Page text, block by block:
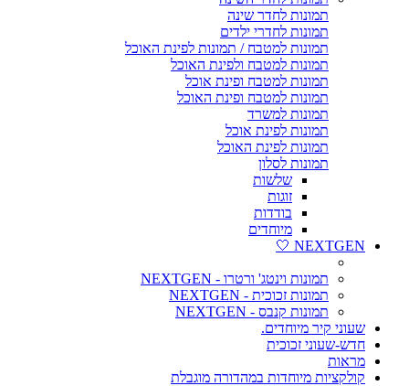
תמונות לחדר שינה
תמונות לחדרי ילדים
תמונות למטבח / תמונות לפינת האוכל
תמונות למטבח ולפינת האוכל
תמונות למטבח ופינת אוכל
תמונות למטבח ופינת האוכל
תמונות למשרד
תמונות לפינת אוכל
תמונות לפינת האוכל
תמונות לסלון
שלשות
זוגות
בודדות
מיוחדים
NEXTGEN 🤍
תמונות וינטג' ורטרו - NEXTGEN
תמונות זכוכית - NEXTGEN
תמונות קנבס - NEXTGEN
שעוני קיר מיוחדים.
חדש-שעוני זכוכית
מראות
קולקציות מיוחדות במהדורה מוגבלת